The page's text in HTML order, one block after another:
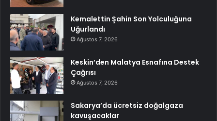
Kemalettin Şahin Son Yolculuğuna
Uğurlandı
Ağustos 7, 2026
Keskin’den Malatya Esnafına Destek
Çağrısı
Ağustos 7, 2026
Sakarya’da ücretsiz doğalgaza
kavuşacaklar